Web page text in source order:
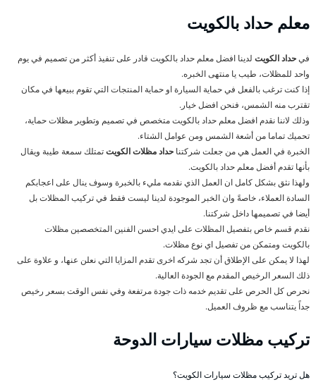
معلم حداد بالكويت
فيحداد الكويت لدينا افضل معلم حداد بالكويت قادر على تنفيذ أكثر من تصميم في يوم
واحد للمظلات، طيب يا منتهى الخبره.
إذا كنت ترغب بالفعل في حماية السيارة او حماية المنتجات التي تقوم ببيعها في مكان
تقترب منه الشمس، فنحن افضل خيار.
وذلك لاننا نقدم افضل معلم حداد بالكويت متخصص في تصميم وتطوير مظلات حماية،
تحميك تماما من أشعة الشمس ومن عوامل الشتاء.
الخبرة في العمل هي من جعلت شركتنا حداد مظلات الكويتتمتلك سمعة طيبة ويقال
بأنها تقدم أفضل معلم حداد بالكويت.
ولهذا نثق بشكل كامل ان العمل الذي نقدمه مليء بالخبرة وسوف ينال على اعجابكم
السادة العملاء، خاصةً وان الخبر الموجودة لدينا ليست فقط في تركيب المظلات بل
أيضا في تصميمها داخل شركتنا.
نقدم قسم خاص بتفصيل المظلات على ايدي احسن الفنين المتخصصين مظلات
بالكويت ومتمكن من تفصيل اي نوع مظلات.
لهذا لا يمكن على الإطلاق أن تجد شركه اخرى تقدم المزايا التي نعلن عنها، و علاوة على
ذلك السعر الرخيص المقدم مع الجودة العالية.
نحرص كل الحرص على تقديم خدمه ذات جودة مرتفعة وفي نفس الوقت بسعر رخيص
جداً يتناسب مع ظروف العميل.
تركيب مظلات سيارات الدوحة
هل تريد تركيب مظلات سيارات الكويت؟